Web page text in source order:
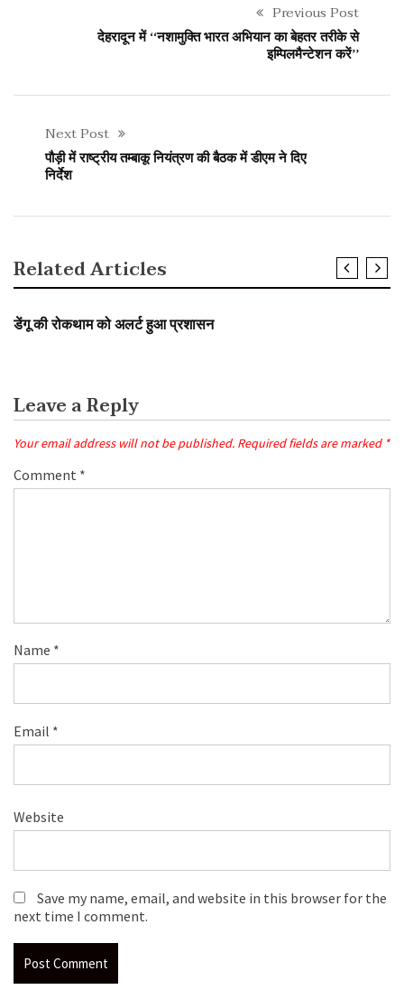
Previous Post
देहरादून में ‘‘नशामुक्ति भारत अभियान का बेहतर तरीके से
इम्पिलमैन्टेशन करें’’
Next Post
पौड़ी में राष्ट्रीय तम्बाकू नियंत्रण की बैठक में डीएम ने दिए
निर्देश
Related Articles
डेंगू की रोकथाम को अलर्ट हुआ प्रशासन
Leave a Reply
Your email address will not be published. Required fields are marked *
Comment *
Name *
Email *
Website
Save my name, email, and website in this browser for the
next time I comment.